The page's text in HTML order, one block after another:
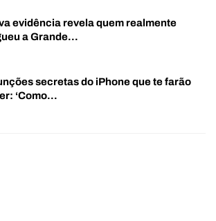
evidência revela quem realmente
a Grande…
secretas do iPhone que te farão
‘Como…